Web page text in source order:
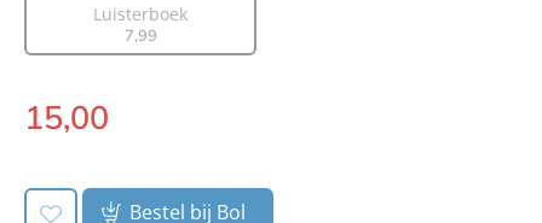
Luisterboek
7,99
Paperback:
15,00
Bestel bij Bol